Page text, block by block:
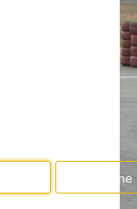
Termine